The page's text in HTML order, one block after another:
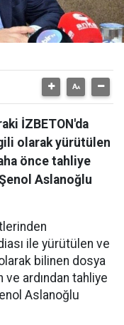
İZBETON'da
olarak yürütülen
önce tahliye
Aslanoğlu
ile yürütülen ve
bilinen dosya
ardından tahliye
Aslanoğlu